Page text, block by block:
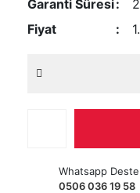
Garanti Süresi
Fiyat
Whatsapp
0506 036 19 58